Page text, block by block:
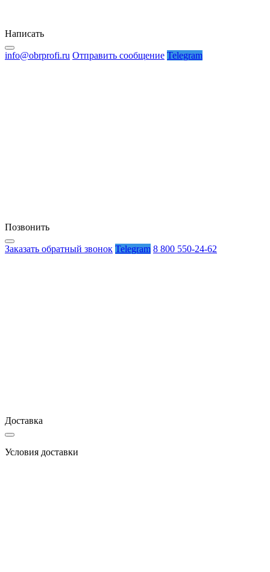
Написать
info@obrprofi.ru Отправить сообщение Telegram
Позвонить
Заказать обратный звонок Telegram 8 800 550-24-62
Доставка
Условия доставки